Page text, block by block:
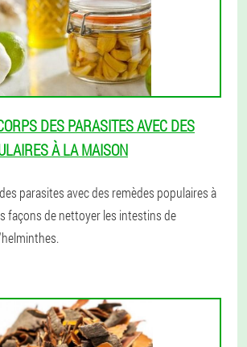
DES PARASITES AVEC DES
À LA MAISON
parasites avec des remèdes populaires à
façons de nettoyer les intestins de